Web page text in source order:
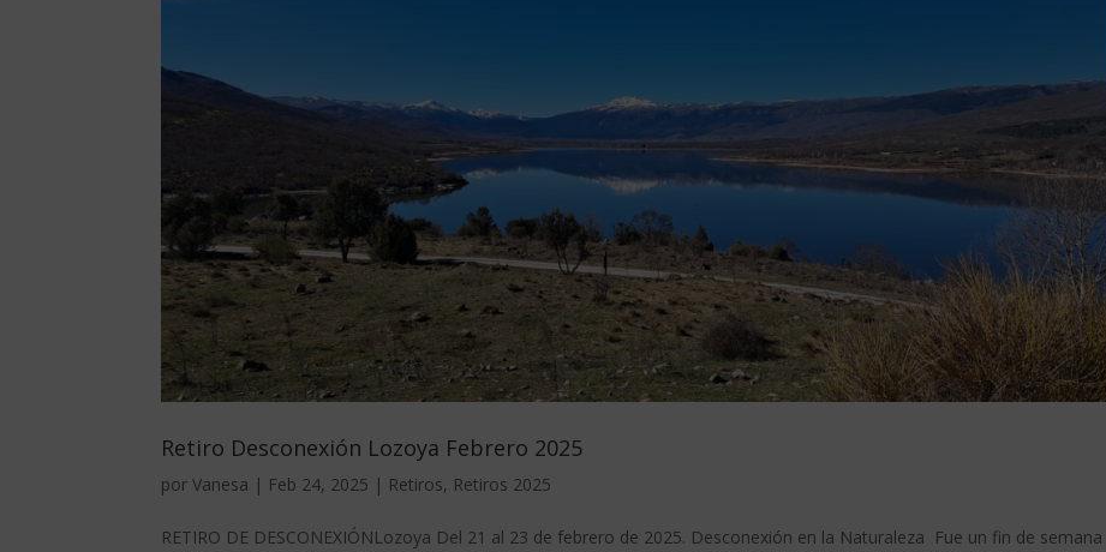
Retiro Desconexión Lozoya Febrero 2025
porVanesa | Feb 24, 2025 | Retiros, Retiros 2025
RETIRO DE DESCONEXIÓNLozoya Del 21 al 23 de febrero de 2025. Desconexión en la Naturaleza Fue un fin de semana